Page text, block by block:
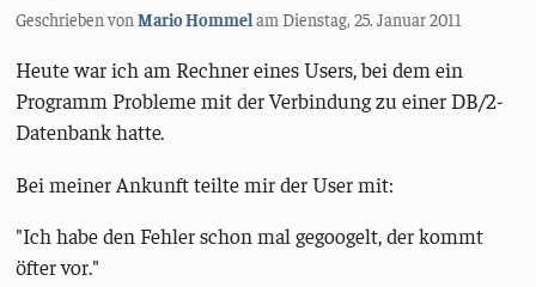
Geschrieben vonMario HommelamDienstag, 25. Januar 2011
Heute war ich am Rechner eines Users, bei dem ein
Programm Probleme mit der Verbindung zu einer DB/2-
Datenbank hatte.
Bei meiner Ankunft teilte mir der User mit:
"Ich habe den Fehler schon mal gegoogelt, der kommt
öfter vor."